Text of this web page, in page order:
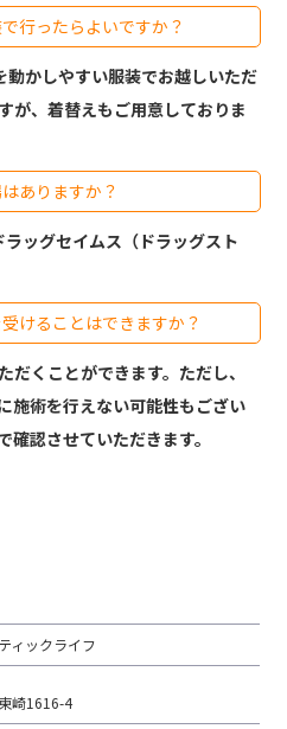
行ったらよいですか？
かしやすい服装でお越しいただ
が、着替えもご用意しておりま
ありますか？
ッグセイムス（ドラッグスト
けることはできますか？
くことができます。ただし、
施術を行えない可能性もござい
認させていただきます。
ィックライフ
崎1616-4